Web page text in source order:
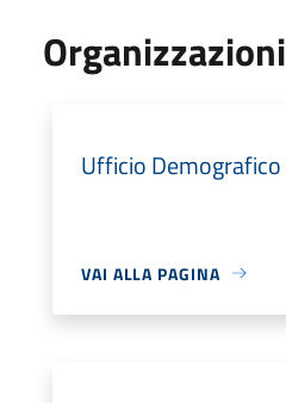
Organizzazioni
Ufficio Demografico
VAI ALLA PAGINA